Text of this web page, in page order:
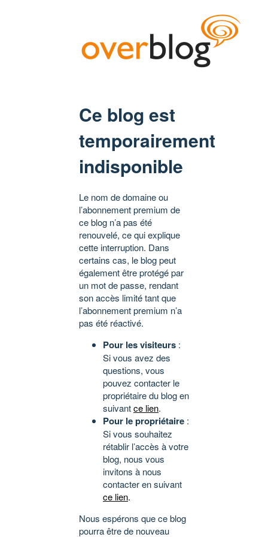
Ce blog est
temporairement
indisponible
Le nom de domaine ou
l’abonnement premium de
ce blog n’a pas été
renouvelé, ce qui explique
cette interruption. Dans
certains cas, le blog peut
également être protégé par
un mot de passe, rendant
son accès limité tant que
l’abonnement premium n’a
pas été réactivé.
Pour les visiteurs :
Si vous avez des
questions, vous
pouvez contacter le
propriétaire du blog en
suivantce lien.
Pour le propriétaire :
Si vous souhaitez
rétablir l’accès à votre
blog, nous vous
invitons à nous
contacter en suivant
ce lien.
Nous espérons que ce blog
pourra être de nouveau